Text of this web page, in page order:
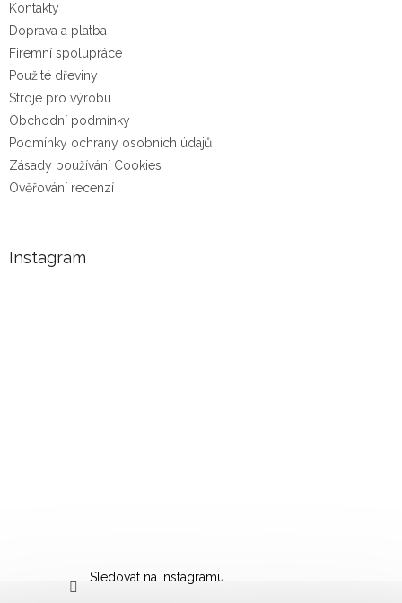
Kontakty
Doprava a platba
Firemní spolupráce
Použité dřeviny
Stroje pro výrobu
Obchodní podmínky
Podmínky ochrany osobních údajů
Zásady používání Cookies
Ověřování recenzí
Instagram
Sledovat na Instagramu